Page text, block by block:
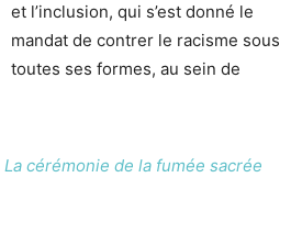
et l’inclusion, qui s’est donné le
mandat de contrer le racisme sous
toutes ses formes, au sein de
La cérémonie de la fumée sacrée